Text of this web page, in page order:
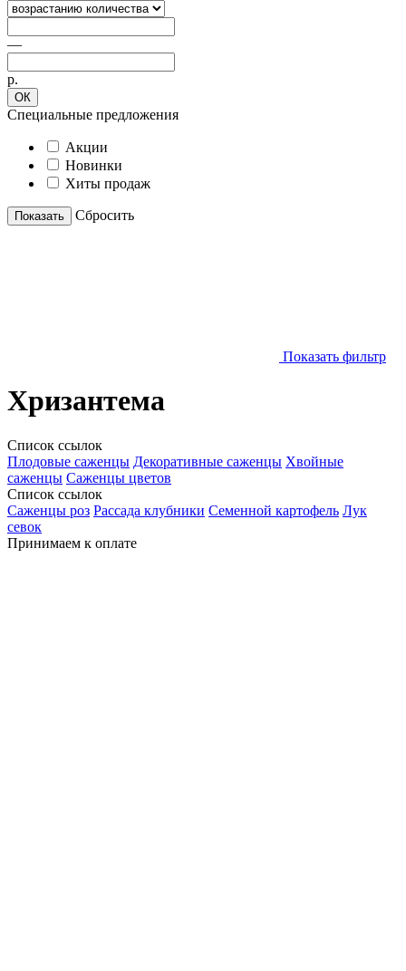
—
р.
ОК
Специальные предложения
Акции
Новинки
Хиты продаж
Показать Cбросить
Показать фильтр
Хризантема
Список ссылок
Плодовые саженцы Декоративные саженцы Хвойные
саженцы Саженцы цветов
Список ссылок
Саженцы роз Рассада клубники Семенной картофель Лук
севок
Принимаем к оплате